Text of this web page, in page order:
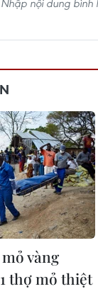
vàng
thợ mỏ thiệt